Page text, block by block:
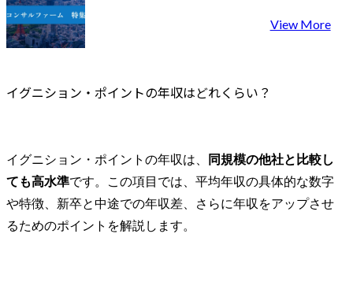
View More
イグニション・ポイントの年収はどれくらい？
イグニション・ポイントの年収は、
同規模の他社と比較し
ても高水準です。この項目では、平均年収の具体的な数字
や特徴、新卒と中途での年収差、さらに年収をアップさせ
るためのポイントを解説します。